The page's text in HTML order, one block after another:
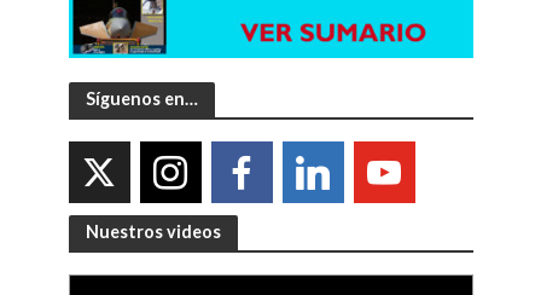
Síguenos en…
Nuestros videos